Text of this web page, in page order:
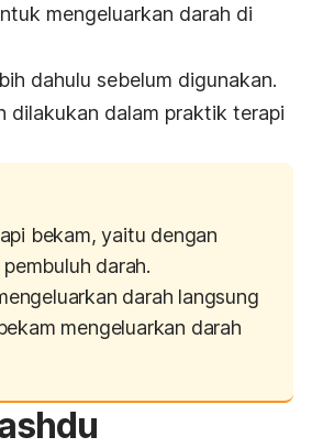
mengeluarkan darah di
dahulu sebelum digunakan.
dilakukan dalam praktik terapi
bekam, yaitu dengan
darah.
darah langsung
mengeluarkan darah